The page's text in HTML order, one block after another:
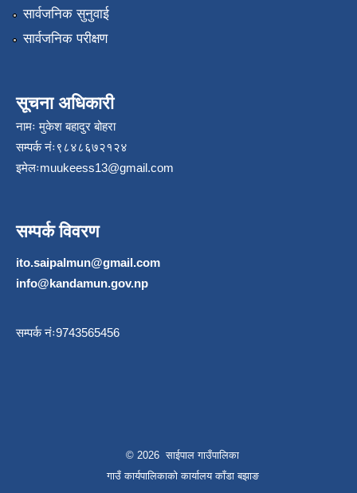
सार्वजनिक सुनुवाई
सार्वजनिक परीक्षण
सूचना अधिकारी
नामः मुकेश बहादुर बोहरा
सम्पर्क नंः९८४८६७२१२४
इमेलःmuukeess13@gmail.com
सम्पर्क विवरण
ito.saipalmun@gmail.com
info@kandamun.gov.np
सम्पर्क नंः9743565456
© 2026 साईपाल गाउँपालिका
गाउँ कार्यपालिकाकाे कार्यालय काँडा बझाङ